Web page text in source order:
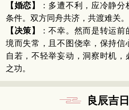
【婚恋】
：多遭不利，应冷静
条件。双方同舟共济，共渡难关。
【决策】
：不幸。然而是转运
境而失常，且不图侥幸，保持信
自若，不轻举妄动，洞察时机，
之功。
良辰吉日